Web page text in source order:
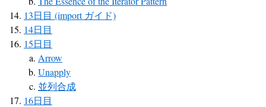
13日目 (import ガイド)
14日目
15日目
Arrow
Unapply
並列合成
16日目